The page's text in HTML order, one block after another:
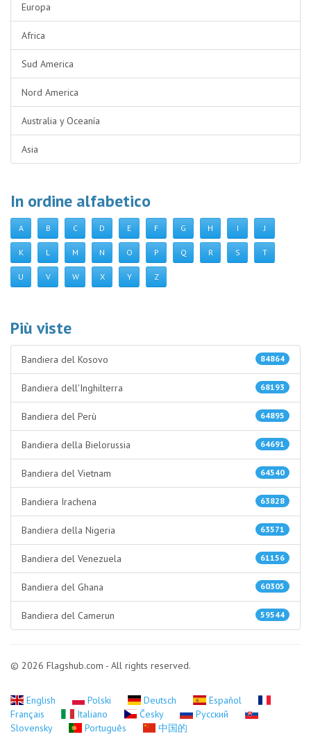
Europa
Africa
Sud America
Nord America
Australia y Oceanía
Asia
In ordine alfabetico
A B C D E F G H I J
K L M N O P Q R S T
U V W X Y Z
Più viste
84864
Bandiera del Kosovo
68193
Bandiera dell'Inghilterra
64895
Bandiera del Perù
64691
Bandiera della Bielorussia
64540
Bandiera del Vietnam
63828
Bandiera Irachena
63571
Bandiera della Nigeria
61156
Bandiera del Venezuela
60305
Bandiera del Ghana
59544
Bandiera del Camerun
© 2026 Flagshub.com - All rights reserved.
English Polski Deutsch
Español
Français
Italiano Česky
Русский
Slovensky
Português 中国的